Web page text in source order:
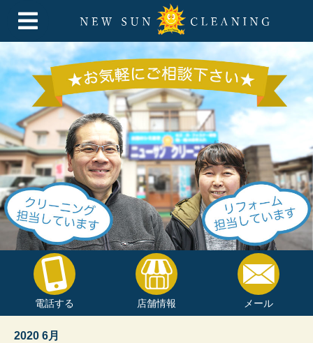
電話する 店舗情報 メール
2020 6月